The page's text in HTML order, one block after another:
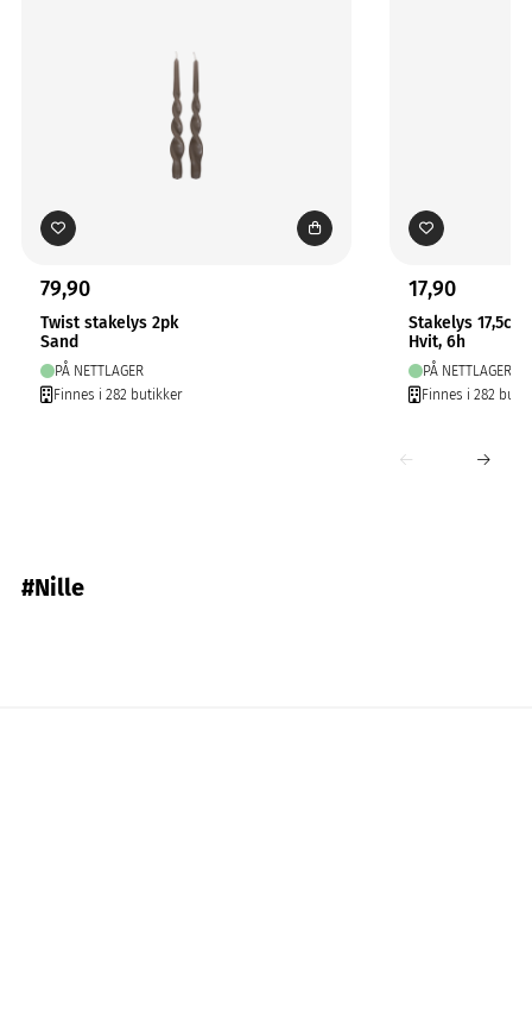
79,90
Twist stakelys 2pk
Sand
PÅ NETTLAGER
Finnes i 282 butikker
17,90
Stakelys 17,5cm
Hvit, 6h
PÅ NETTLAGER
Finnes i 282
#Nille